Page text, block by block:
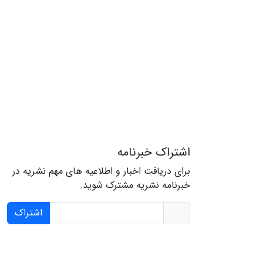
اشتراک خبرنامه
برای دریافت اخبار و اطلاعیه های مهم نشریه در
خبرنامه نشریه مشترک شوید.
اشتراک